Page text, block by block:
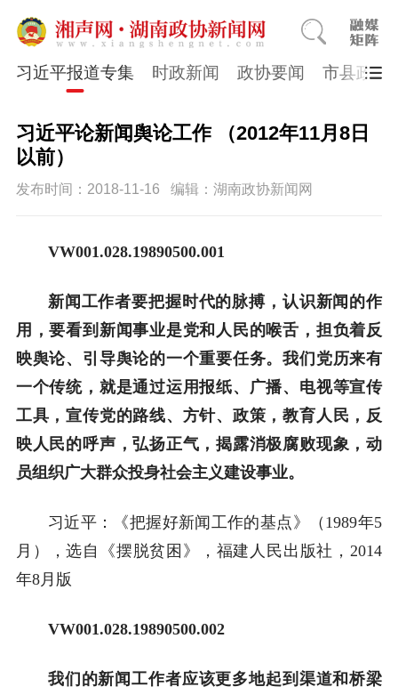
习近平报道专集 时政新闻 政协要闻 市县政协
习近平论新闻舆论工作 （2012年11月8日
以前）
发布时间：2018-11-16 编辑：湖南政协新闻网
VW001.028.19890500.001
新闻工作者要把握时代的脉搏，认识新闻的作
用，要看到新闻事业是党和人民的喉舌，担负着反
映舆论、引导舆论的一个重要任务。我们党历来有
一个传统，就是通过运用报纸、广播、电视等宣传
工具，宣传党的路线、方针、政策，教育人民，反
映人民的呼声，弘扬正气，揭露消极腐败现象，动
员组织广大群众投身社会主义建设事业。
习近平：《把握好新闻工作的基点》（1989年5
月），选自《摆脱贫困》，福建人民出版社，2014
年8月版
VW001.028.19890500.002
我们的新闻工作者应该更多地起到渠道和桥梁